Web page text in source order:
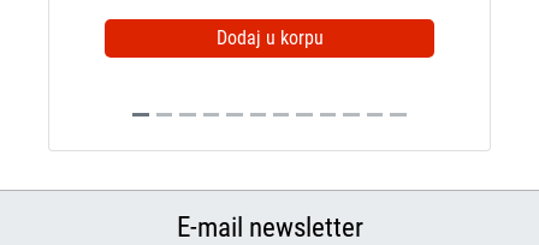
Dodaj u korpu
E-mail newsletter